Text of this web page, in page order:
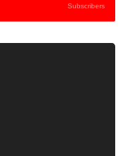
Subscribers